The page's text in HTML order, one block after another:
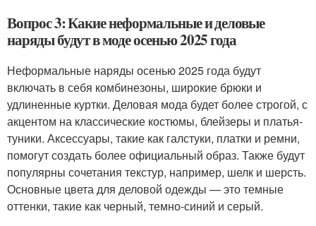
Вопрос 3: Какие неформальные и деловые
наряды будут в моде осенью 2025 года
Неформальные наряды осенью 2025 года будут
включать в себя комбинезоны, широкие брюки и
удлиненные куртки. Деловая мода будет более строгой, с
акцентом на классические костюмы, блейзеры и платья-
туники. Аксессуары, такие как галстуки, платки и ремни,
помогут создать более официальный образ. Также будут
популярны сочетания текстур, например, шелк и шерсть.
Основные цвета для деловой одежды — это темные
оттенки, такие как черный, темно-синий и серый.